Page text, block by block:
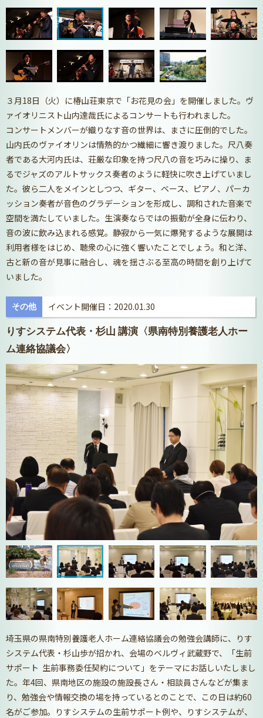
３月18日（火）に椿山荘東京で「お花見の会」を開催しました。ヴ
ァイオリニスト山内達哉氏によるコンサートも行われました。
コンサートメンバーが織りなす音の世界は、まさに圧倒的でした。
山内氏のヴァイオリンは情熱的かつ繊細に響き渡りました。尺八奏
者である大河内氏は、荘厳な印象を持つ尺八の音を巧みに操り、ま
るでジャズのアルトサックス奏者のように軽快に吹き上げていまし
た。彼ら二人をメインとしつつ、ギター、ベース、ピアノ、パーカ
ッション奏者が音色のグラデーションを形成し、調和された音楽で
空間を満たしていました。生演奏ならではの振動が全身に伝わり、
音の波に飲み込まれる感覚。静寂から一気に爆発するような展開は
利用者様をはじめ、聴衆の心に強く響いたことでしょう。和と洋、
古と新の音が見事に融合し、魂を揺さぶる至高の時間を創り上げて
いました。
その他 イベント開催日：2020.01.30
りすシステム代表・杉山 講演〈県南特別養護老人ホー
ム連絡協議会〉
埼玉県の県南特別養護老人ホーム連絡協議会の勉強会講師に、りす
システム代表・杉山歩が招かれ、会場のベルヴィ武蔵野で、「生前
サポート 生前事務委任契約について」をテーマにお話しいたしまし
た。年4回、県南地区の施設の施設長さん・相談員さんなどが集ま
り、勉強会や情報交換の場を持っているとのことで、この日は約60
名がご参加。りすシステムの生前サポート例や、りすシステムが、